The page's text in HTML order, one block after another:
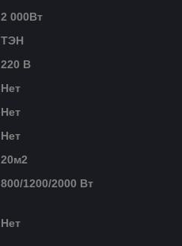
2 000Вт
ТЭН
220 В
Нет
Нет
Нет
20м2
800/1200/2000 Вт
Нет